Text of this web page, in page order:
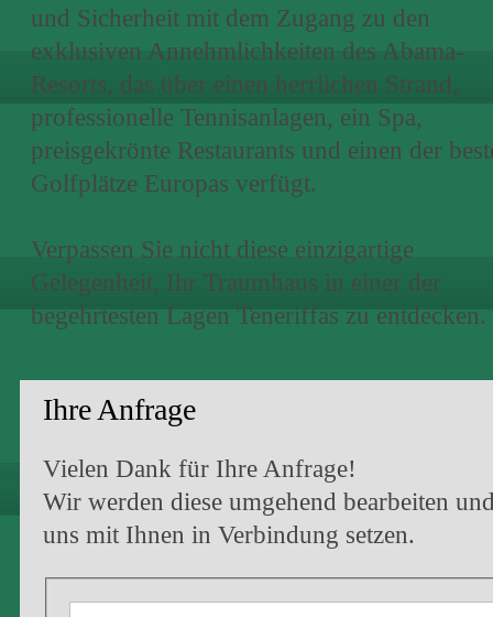
und Sicherheit mit dem Zugang zu den
exklusiven Annehmlichkeiten des Abama-
Resorts, das über einen herrlichen Strand,
professionelle Tennisanlagen, ein Spa,
preisgekrönte Restaurants und einen der
Golfplätze Europas verfügt.
Verpassen Sie nicht diese einzigartige
Gelegenheit, Ihr Traumhaus in einer der
begehrtesten Lagen Teneriffas zu entdecken.
Ihre Anfrage
Vielen Dank für Ihre Anfrage!
Wir werden diese umgehend bearbeiten
uns mit Ihnen in Verbindung setzen.